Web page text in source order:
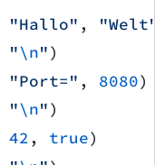
"Hallo" ,
"\n")
"Port=" , 8080)
"\n")
42, true)